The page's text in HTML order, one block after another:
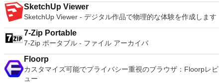
Workstation Pro offers high performance, strong reliability,
and cutting edge features that make it stand out from the
crowd. The full version is a little pricey, but you do get what
you pay for.
SketchUp Viewer
SketchUp Viewer - デジタル作品で物理的な体験を作成します
7-Zip Portable
7-Zip ポータブル - ファイル アーカイバ
Floorp
カスタマイズ可能でプライバシー重視のブラウザ：Floorpレビ
ュー